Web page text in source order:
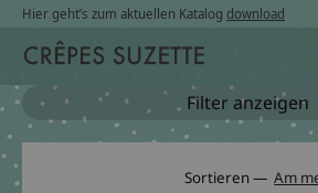
Hier geht’s zum aktuellen Katalog download
Filter anzeigen
Sortieren — Am